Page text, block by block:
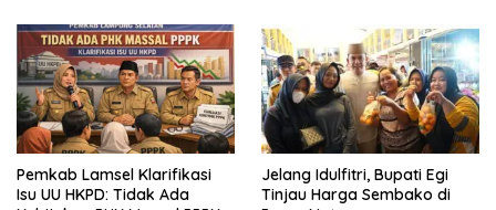
Pemkab Lamsel Klarifikasi
Isu UU HKPD: Tidak Ada
Jelang Idulfitri, Bupati Egi
Tinjau Harga Sembako di